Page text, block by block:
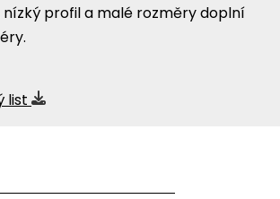
nízký profil a malé rozměry doplní
list